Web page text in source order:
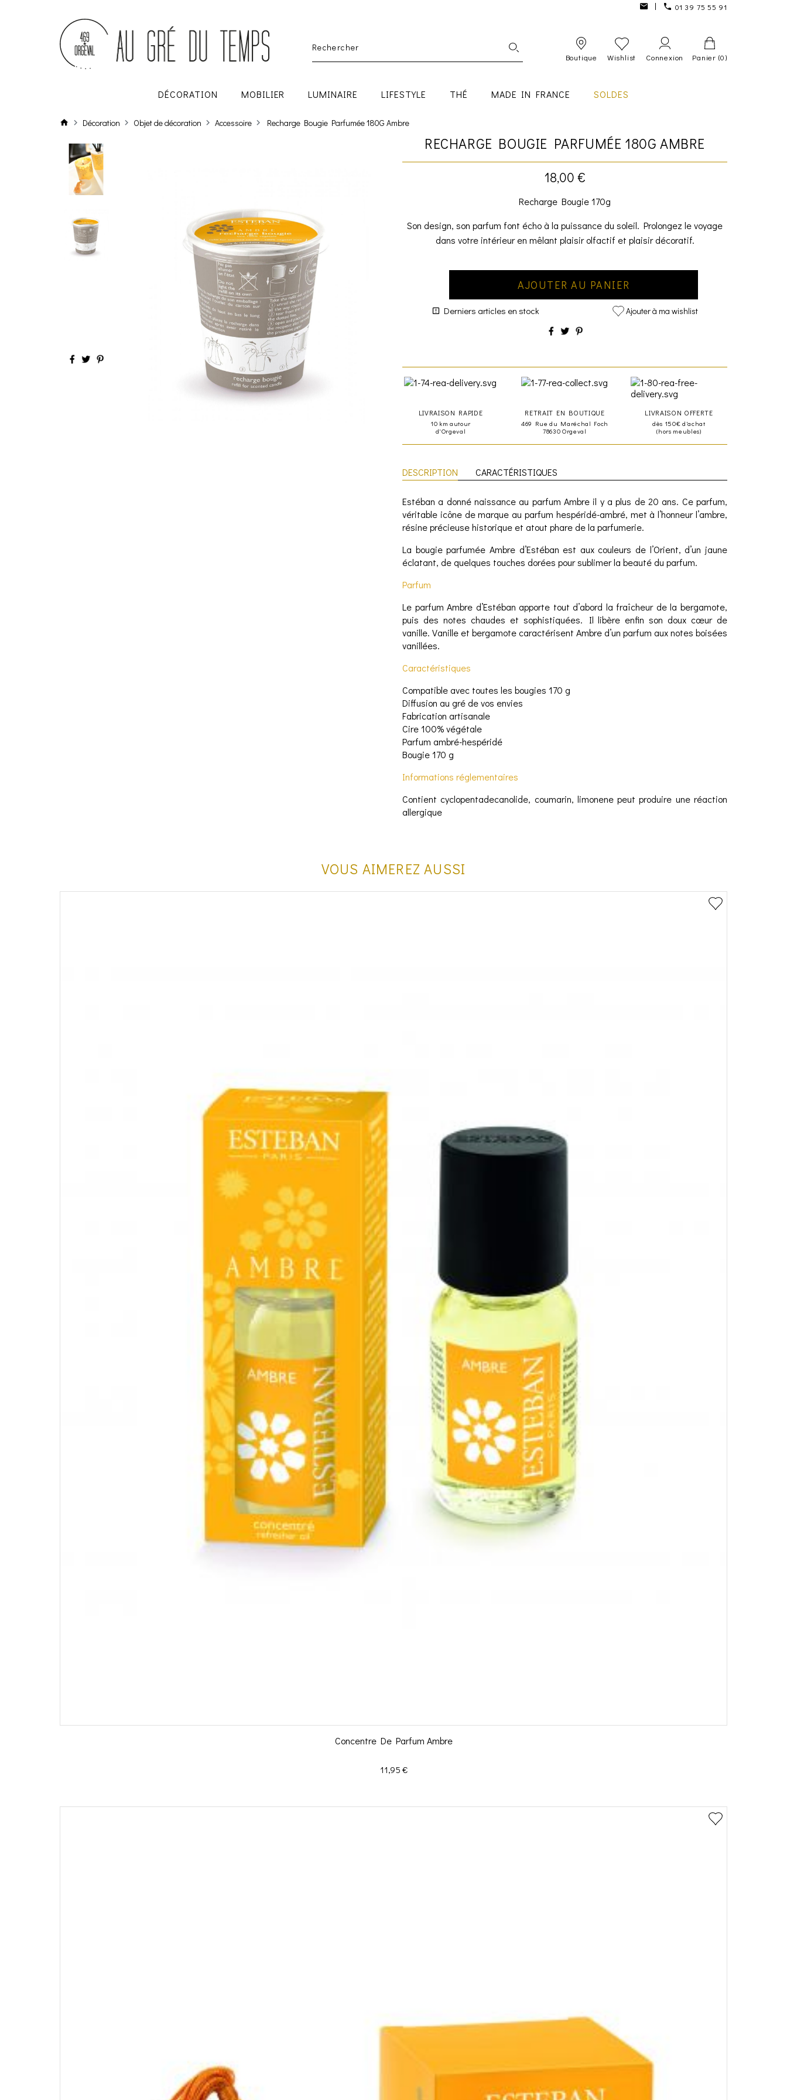
01 39 75 55 91
Boutique Wishlist Connexion Panier (0)
DÉCORATION MOBILIER LUMINAIRE LIFESTYLE THÉ MADE IN FRANCE SOLDES
Décoration Objet de décoration Accessoire Recharge Bougie Parfumée 180G Ambre
RECHARGE BOUGIE PARFUMÉE 180G AMBRE
18,00 €
Recharge Bougie 170g
Son design, son parfum font écho à la puissance du soleil. Prolongez le voyage
dans votre intérieur en mêlant plaisir olfactif et plaisir décoratif.
AJOUTER AU PANIER
Derniers articles en stock Ajouter à ma wishlist
LIVRAISON RAPIDE
10 km autour
d'Orgeval
RETRAIT EN BOUTIQUE
469 Rue du Maréchal Foch
78630 Orgeval
LIVRAISON OFFERTE
dès 150€ d'achat
(hors meubles)
DESCRIPTION CARACTÉRISTIQUES
Estéban a donné naissance au parfum Ambre il y a plus de 20 ans. Ce parfum,
véritable icône de marque au parfum hespéridé-ambré, met à l’honneur l’ambre,
résine précieuse historique et atout phare de la parfumerie.
La bougie parfumée Ambre d’Estéban est aux couleurs de l’Orient, d’un jaune
éclatant, de quelques touches dorées pour sublimer la beauté du parfum.
Parfum
Le parfum Ambre d’Estéban apporte tout d’abord la fraîcheur de la bergamote,
puis des notes chaudes et sophistiquées. Il libère enfin son doux cœur de
vanille. Vanille et bergamote caractérisent Ambre d’un parfum aux notes boisées
vanillées.
Caractéristiques
Compatible avec toutes les bougies 170 g
Diffusion au gré de vos envies
Fabrication artisanale
Cire 100% végétale
Parfum ambré-hespéridé
Bougie 170 g
Informations réglementaires
Contient cyclopentadecanolide, coumarin, limonene peut produire une réaction
allergique
VOUS AIMEREZ AUSSI
Concentre De Parfum Ambre
Prix
11,95 €